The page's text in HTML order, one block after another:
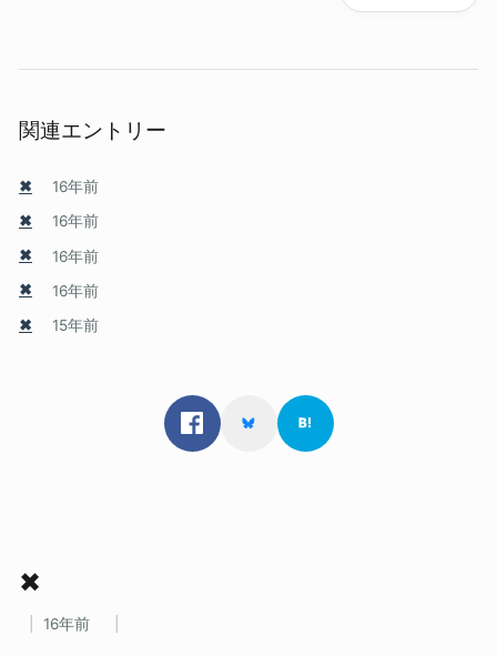
関連エントリー
✖
16年前
✖
16年前
✖
16年前
✖
16年前
✖
15年前
✖
16年前